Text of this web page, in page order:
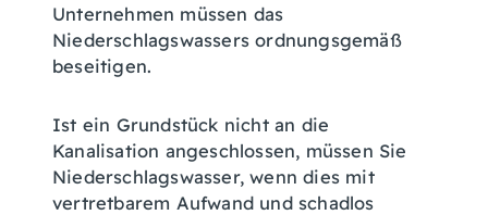
Unternehmen müssen das
Niederschlagswassers ordnungsgemäß
beseitigen.
Ist ein Grundstück nicht an die
Kanalisation angeschlossen, müssen Sie
Niederschlagswasser, wenn dies mit
vertretbarem Aufwand und schadlos